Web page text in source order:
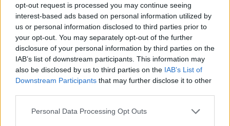
opt-out request is processed you may continue seeing
interest-based ads based on personal information utilized by
us or personal information disclosed to third parties prior to
your opt-out. You may separately opt-out of the further
disclosure of your personal information by third parties on the
IAB’s list of downstream participants. This information may
also be disclosed by us to third parties on the IAB’s List of
Downstream Participants that may further disclose it to other
Personal Data Processing Opt Outs
Efficacité
Quantité effets secondaires
le 7 février dernier après une attaque prescription de
persantine retard 200 dipyridamol. 2 x par jour. le 12 juin je
suis allé pour contrôle chez le dentiste. il a constaté 9
carries à ma grande surprise. je n'en ai jamais eu avant !
votre avis 0 réactions